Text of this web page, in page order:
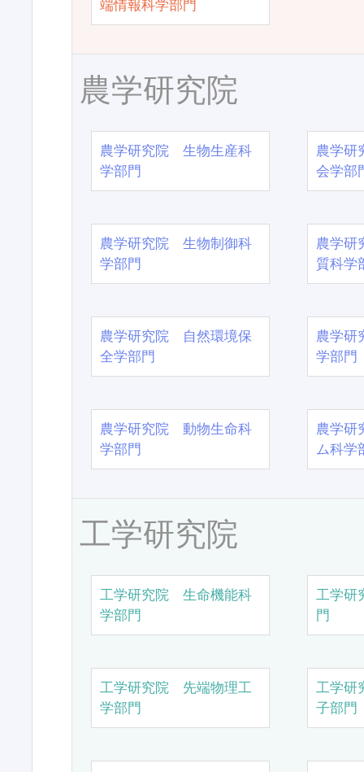
端情報科学部門
農学研究院
農学研究院 生物生産科
学部門
農学
会学部
農学研究院 生物制御科
学部門
農学
質科学
農学研究院 自然環境保
全学部門
農学
学部門
農学研究院 動物生命科
学部門
農学
ム科学
工学研究院
工学研究院 生命機能科
学部門
工学研
門
工学研究院 先端物理工
学部門
工学研
子部門